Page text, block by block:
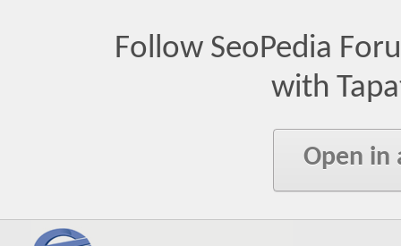
Follow SeoPedia
with
Open in